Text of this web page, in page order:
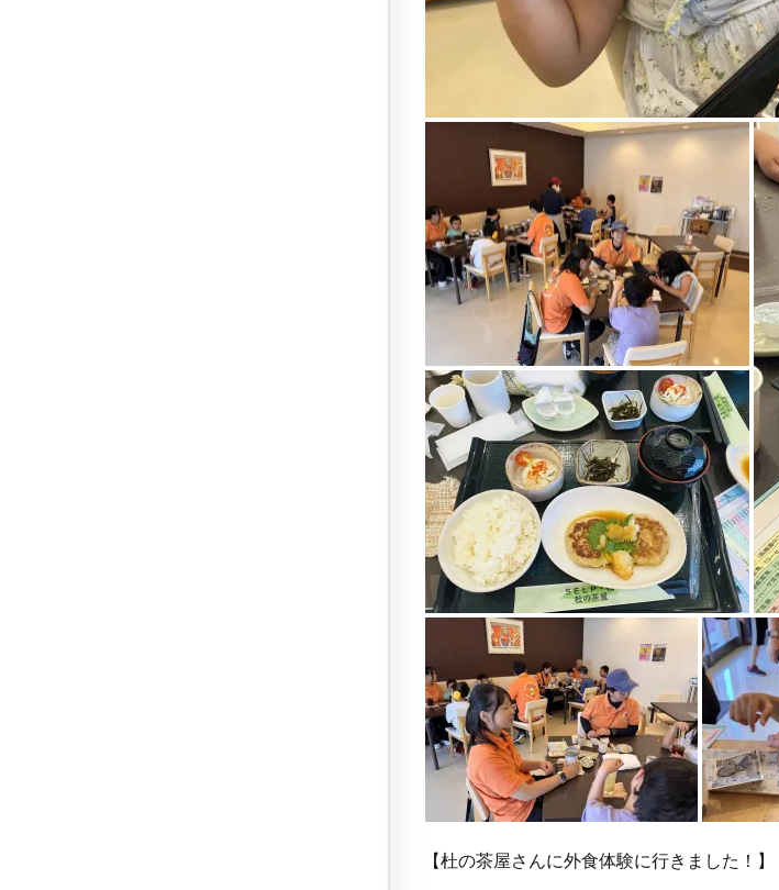
【杜の茶屋さんに外食体験に行きました！】